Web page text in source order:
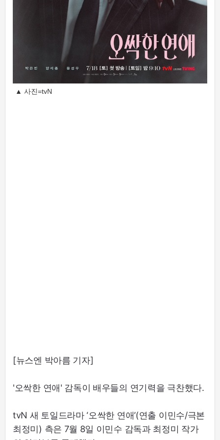
▲ 사진=tvN
[뉴스엔 박아름 기자]
'오싹한 연애' 감독이 배우들의 연기력을 극찬했다.
tvN 새 토일드라마 ‘오싹한 연애’(연출 이민수/극본
최정미) 측은 7월 8일 이민수 감독과 최정미 작가